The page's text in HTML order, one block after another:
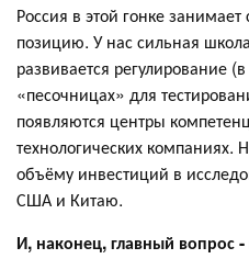
Россия в этой гонке
позицию. У нас сильная
развивается регулирование
«песочницах» для
появляются центры
технологических компаниях.
объёму инвестиций в
США и Китаю.
И, наконец, главный вопрос -